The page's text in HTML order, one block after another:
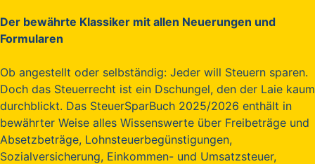
Der bewährte Klassiker mit allen Neuerungen und
Formularen
Ob angestellt oder selbständig: Jeder will Steuern sparen.
Doch das Steuerrecht ist ein Dschungel, den der Laie kaum
durchblickt. Das SteuerSparBuch 2025/2026 enthält in
bewährter Weise alles Wissenswerte über Freibeträge und
Absetzbeträge, Lohnsteuerbegünstigungen,
Sozialversicherung, Einkommen- und Umsatzsteuer,